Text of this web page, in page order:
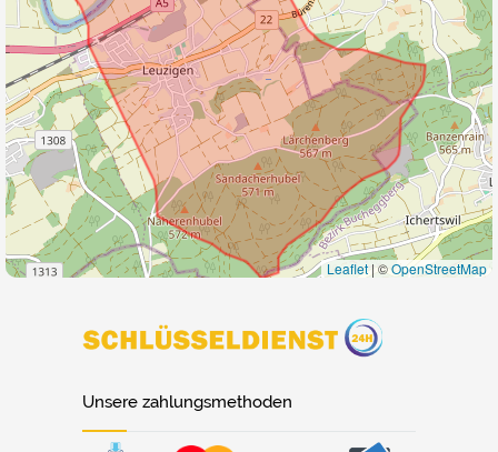
Leaflet | ©OpenStreetMap
Unsere zahlungsmethoden